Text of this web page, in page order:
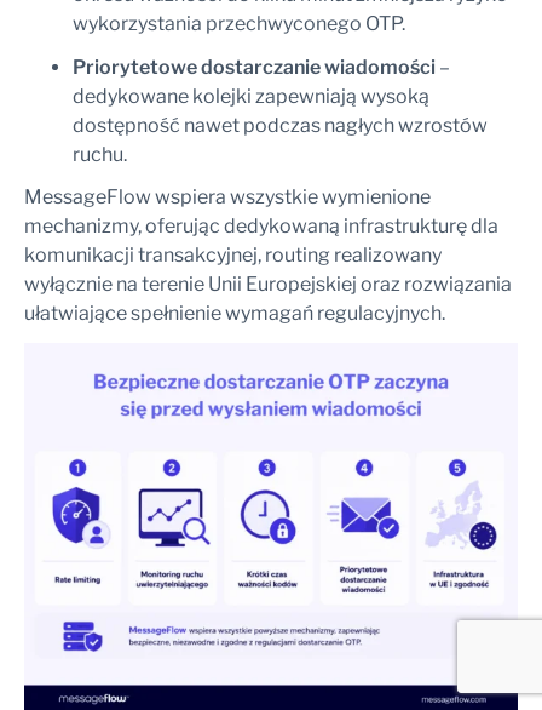
wykorzystania przechwyconego OTP.
Priorytetowe dostarczanie wiadomości –
dedykowane kolejki zapewniają wysoką
dostępność nawet podczas nagłych wzrostów
ruchu.
MessageFlow wspiera wszystkie wymienione
mechanizmy, oferując dedykowaną infrastrukturę dla
komunikacji transakcyjnej, routing realizowany
wyłącznie na terenie Unii Europejskiej oraz rozwiązania
ułatwiające spełnienie wymagań regulacyjnych.